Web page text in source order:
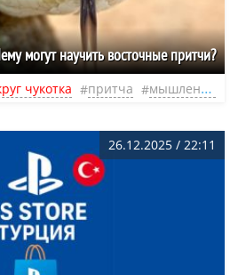
могут научить восточные притчи?
чукотка притча мышление
26.12.2025 / 22:11